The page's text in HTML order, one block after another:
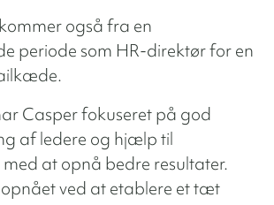
også fra en
periode som HR-direktør for en
Casper fokuseret på god
af ledere og hjælp til
at opnå bedre resultater.
opnået ved at etablere et tæt